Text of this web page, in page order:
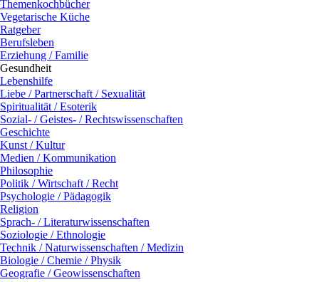
Themenkochbücher
Vegetarische Küche
Ratgeber
Berufsleben
Erziehung / Familie
Gesundheit
Lebenshilfe
Liebe / Partnerschaft / Sexualität
Spiritualität / Esoterik
Sozial- / Geistes- / Rechtswissenschaften
Geschichte
Kunst / Kultur
Medien / Kommunikation
Philosophie
Politik / Wirtschaft / Recht
Psychologie / Pädagogik
Religion
Sprach- / Literaturwissenschaften
Soziologie / Ethnologie
Technik / Naturwissenschaften / Medizin
Biologie / Chemie / Physik
Geografie / Geowissenschaften